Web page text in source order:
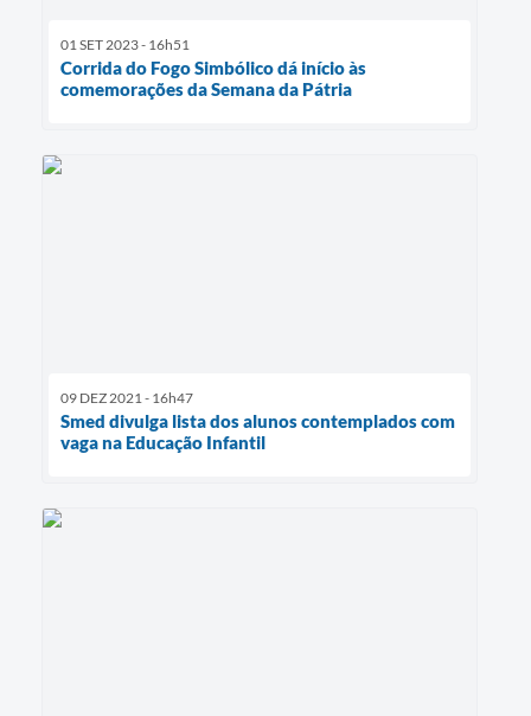
01 SET 2023 - 16h51
Corrida do Fogo Simbólico dá início às
comemorações da Semana da Pátria
09 DEZ 2021 - 16h47
Smed divulga lista dos alunos contemplados com
vaga na Educação Infantil